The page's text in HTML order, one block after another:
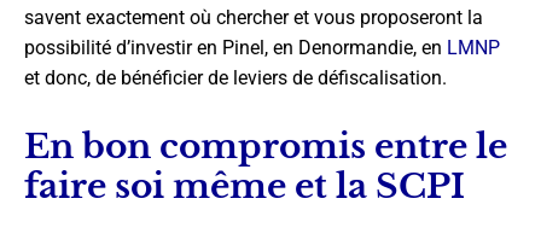
savent exactement où chercher et vous proposeront la
possibilité d’investir en Pinel, en Denormandie, en LMNP
et donc, de bénéficier de leviers de défiscalisation.
En bon compromis entre le
faire soi même et la SCPI